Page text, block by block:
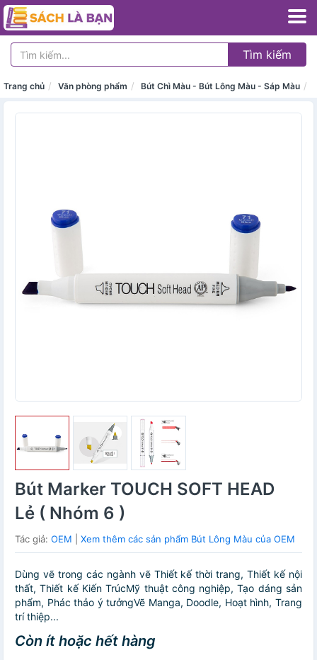
Tìm kiếm
Trang chủ Văn phòng phẩm Bút Chì Màu - Bút Lông Màu - Sáp Màu
Bút Marker TOUCH SOFT HEAD
Lẻ ( Nhóm 6 )
Tác giả: OEM Xem thêm các sản phẩm Bút Lông Màu của OEM
Dùng vẽ trong các ngành vẽ Thiết kế thời trang, Thiết kế nội
thất, Thiết kế Kiến TrúcMỹ thuật công nghiệp, Tạo dáng sản
phẩm, Phác thảo ý tưởngVẽ Manga, Doodle, Hoạt hình, Trang
trí thiệp...
Còn ít hoặc hết hàng